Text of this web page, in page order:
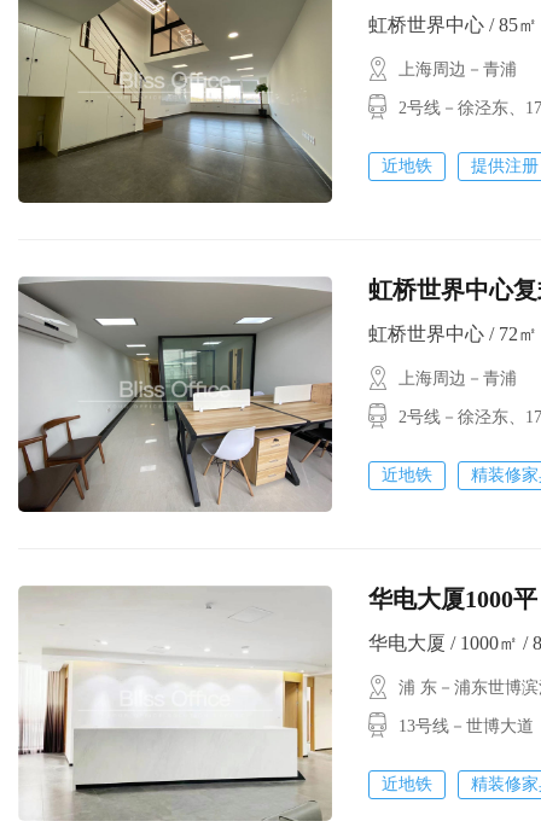
虹桥世界中心 / 85㎡
上海周边－青浦
2号线－徐泾东
近地铁 提供注册
虹桥世界中心复式
虹桥世界中心 / 72㎡
上海周边－青浦
2号线－徐泾东
近地铁 精装修
华电大厦1000平
华电大厦 / 1000㎡ /
浦 东－浦东世博
13号线－世博大道
近地铁 精装修